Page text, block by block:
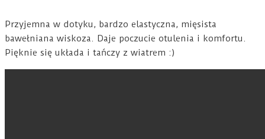
Przyjemna w dotyku, bardzo elastyczna, mięsista
bawełniana wiskoza. Daje poczucie otulenia i komfortu.
Pięknie się układa i tańczy z wiatrem :)